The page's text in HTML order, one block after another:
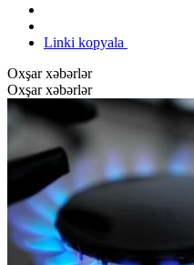
Linki kopyala
Oxşar xəbərlər
Oxşar xəbərlər